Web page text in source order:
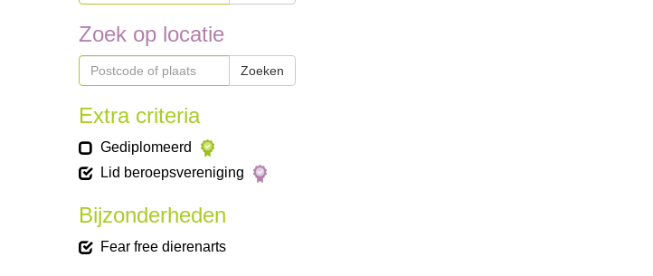
Zoek op locatie
Zoeken
Extra criteria
Gediplomeerd
Lid beroepsvereniging
Bijzonderheden
Fear free dierenarts